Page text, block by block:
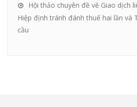
Hội thảo chuyên đề về Giao dịch
Hiệp định tránh đánh thuế hai lần và
cầu